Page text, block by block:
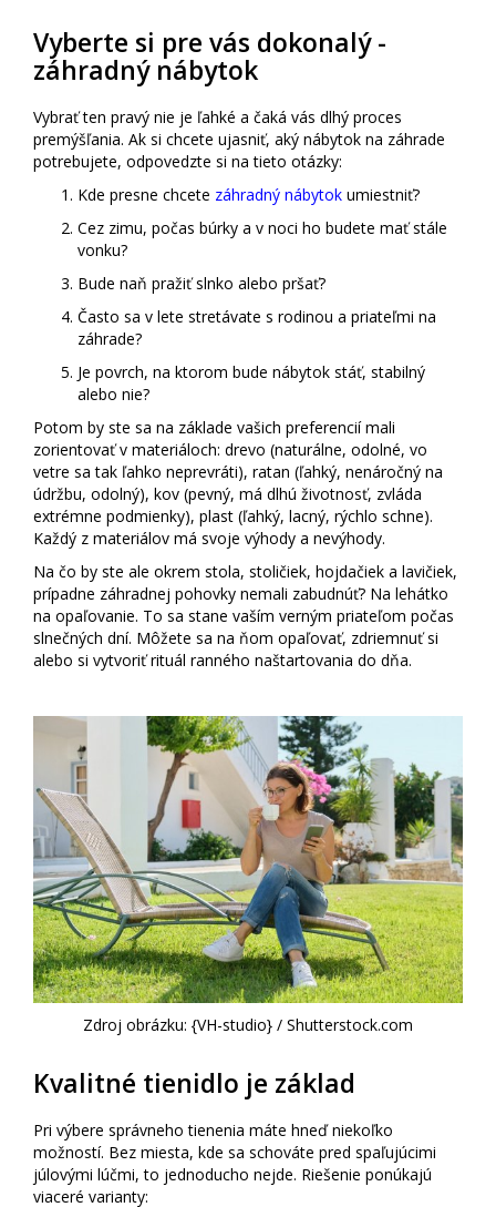
Vyberte si pre vás dokonalý -
záhradný nábytok
Vybrať ten pravý nie je ľahké a čaká vás dlhý proces
premýšľania. Ak si chcete ujasniť, aký nábytok na záhrade
potrebujete, odpovedzte si na tieto otázky:
Kde presne chcete záhradný nábytok umiestniť?
Cez zimu, počas búrky a v noci ho budete mať stále
vonku?
Bude naň pražiť slnko alebo pršať?
Často sa v lete stretávate s rodinou a priateľmi na
záhrade?
Je povrch, na ktorom bude nábytok stáť, stabilný
alebo nie?
Potom by ste sa na základe vašich preferencií mali
zorientovať v materiáloch: drevo (naturálne, odolné, vo
vetre sa tak ľahko neprevráti), ratan (ľahký, nenáročný na
údržbu, odolný), kov (pevný, má dlhú životnosť, zvláda
extrémne podmienky), plast (ľahký, lacný, rýchlo schne).
Každý z materiálov má svoje výhody a nevýhody.
Na čo by ste ale okrem stola, stoličiek, hojdačiek a lavičiek,
prípadne záhradnej pohovky nemali zabudnúť? Na lehátko
na opaľovanie. To sa stane vaším verným priateľom počas
slnečných dní. Môžete sa na ňom opaľovať, zdriemnuť si
alebo si vytvoriť rituál ranného naštartovania do dňa.
Zdroj obrázku: {VH-studio} / Shutterstock.com
Kvalitné tienidlo je základ
Pri výbere správneho tienenia máte hneď niekoľko
možností. Bez miesta, kde sa schováte pred spaľujúcimi
júlovými lúčmi, to jednoducho nejde. Riešenie ponúkajú
viaceré varianty: